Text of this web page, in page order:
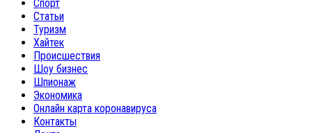
Спорт
Статьи
Туризм
Хайтек
Происшествия
Шоу бизнес
Шпионаж
Экономика
Онлайн карта коронавируса
Контакты